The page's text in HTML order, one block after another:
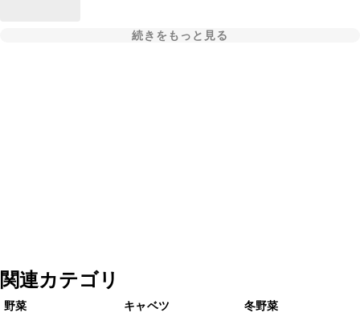
続きをもっと見る
関連カテゴリ
野菜 キャベツ 冬野菜